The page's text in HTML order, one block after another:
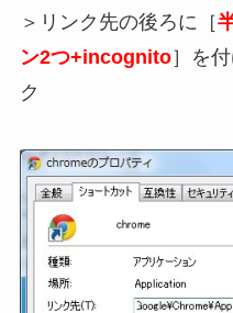
＞リンク先の後ろに［
ン2つ+incognito］を
ク